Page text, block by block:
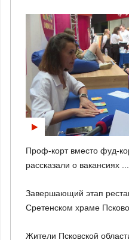
Проф-корт вместо фуд-
рассказали о вакансиях ...
Завершающий этап
Сретенском храме
Жители Псковской